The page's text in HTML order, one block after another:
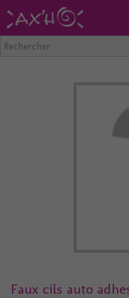
Faux cils auto